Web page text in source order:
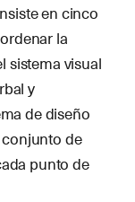
en cinco
la
sistema visual
y
de diseño
conjunto de
punto de